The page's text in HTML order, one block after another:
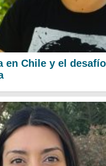
en Chile y el